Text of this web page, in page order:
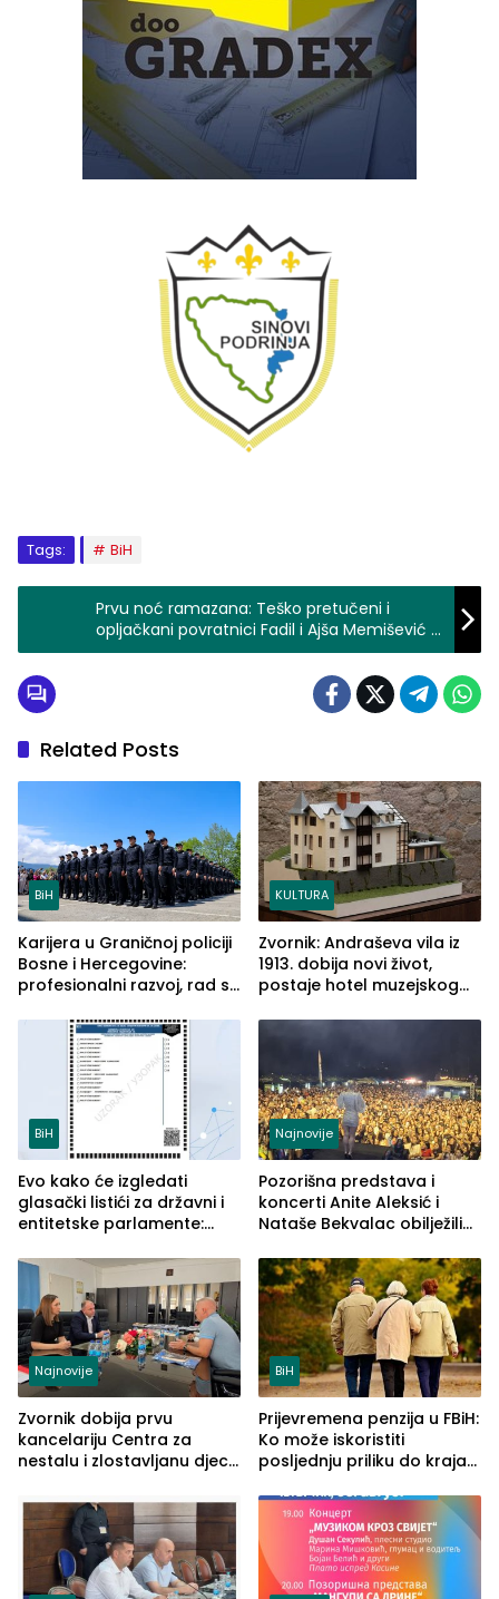
Tags: BiH
Prvu noć ramazana: Teško pretučeni i
opljačkani povratnici Fadil i Ajša Memišević u
naselje Omeragići kod Višegrada (FOTO)
Related Posts
BiH
Karijera u Graničnoj policiji
Bosne i Hercegovine:
profesionalni razvoj, rad sa
služba građanima
KULTURA
Zvornik: Andraševa vila iz
1913. dobija novi život,
postaje hotel muzejskog
BiH
Evo kako će izgledati
glasački listići za državni i
entitetske parlamente:
vidljive na njima
Najnovije
Pozorišna predstava i
koncerti Anite Aleksić i
Nataše Bekvalac obilježili
ljeta (FOTO)
Najnovije
Zvornik dobija prvu
kancelariju Centra za
nestalu i zlostavljanu djecu
BiH
Prijevremena penzija u FBiH:
Ko može iskoristiti
posljednju priliku do kraja